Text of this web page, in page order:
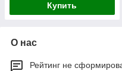
Купить
О нас
Рейтинг не